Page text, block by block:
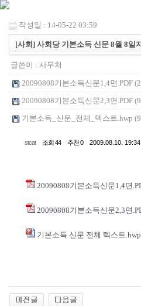
작성일 : 14-05-22 03:59
[사회] 사회당 기본소득 신문 8월 8일
글쓴이 : 사무처
20090808기본소득신문1,4면.PDF
20090808기본소득신문2,3면.PDF
기본소득_신문_전체_텍스트.hwp
stcat 조회 44 추천 0 2009.08.10. 19:34
20090808기본소득신문1,4면
20090808기본소득신문2,3면
기본소득 신문 전체 텍스트.hwp